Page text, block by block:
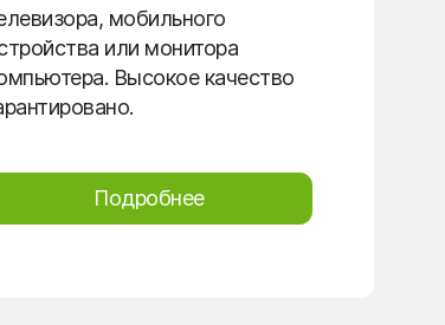
мобильного
или монитора
Высокое качество
Подробнее